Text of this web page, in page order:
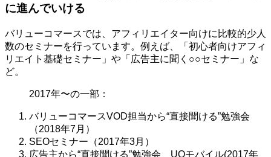
に進んでいける
バリューコマースでは、アフィリエイター向けに比較的少人
数のセミナーを行っています。例えば、「初心者向けアフィ
リエイト基礎セミナー」や「広告主に聞く○○セミナー」な
ど。
2017年〜の一部：
バリューコマースVOD担当から“直接聞ける”勉強会
（2018年7月）
SEOセミナー（2017年3月）
広告主から“直接聞ける”勉強会 UQモバイル(2017年